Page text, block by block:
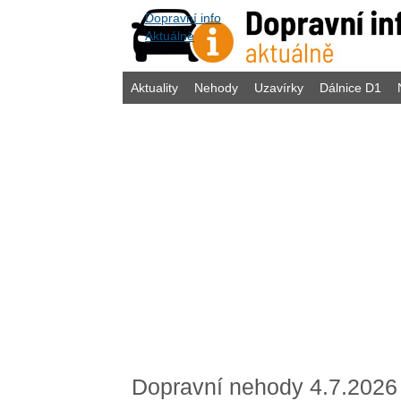
Dopravní info
Aktuálně
Aktuality Nehody Uzavírky Dálnice D1
Dopravní nehody 4.7.2026